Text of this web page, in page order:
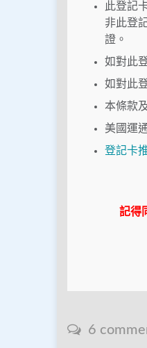
此登記
非此登
證。
如對此
如對此
本條款
美國運
登記卡
記得
6